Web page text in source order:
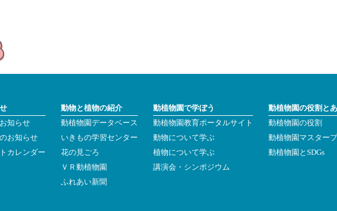
知らせ
お知らせ
カレンダー
動物と植物の紹介
動植物園データベース
いきもの学習センター
花の見ごろ
ＶＲ動植物園
ふれあい新聞
動植物園で学ぼう
動植物園教育ポータルサイト
動物について学ぶ
植物について学ぶ
講演会・シンポジウム
動植物園の役割と
動植物園の役割
動植物園マスター
動植物園とSDGs